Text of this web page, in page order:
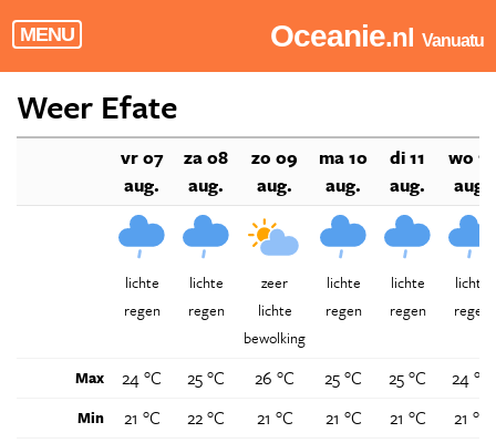
MENU Oceanie.nl Vanuatu
Weer Efate
vr 07
aug.
za 08
aug.
zo 09
aug.
ma 10
aug.
di 11
aug.
wo 12
aug.
lichte
regen
lichte
regen
zeer
lichte
bewolking
lichte
regen
lichte
regen
lichte
regen
Max 24 °C 25 °C 26 °C 25 °C 25 °C 24 °C
Min 21 °C 22 °C 21 °C 21 °C 21 °C 21 °C